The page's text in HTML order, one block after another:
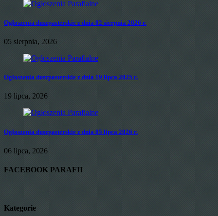
Ogłoszenia duszpasterskie z dnia 02 sierpnia 2026 r.
05 sierpnia, 2026
Ogłoszenia duszpasterskie z dnia 19 lipca 2025 r.
19 lipca, 2026
Ogłoszenia duszpasterskie z dnia 05 lipca 2026 r.
06 lipca, 2026
FACEBOOK PARAFII
Kategorie